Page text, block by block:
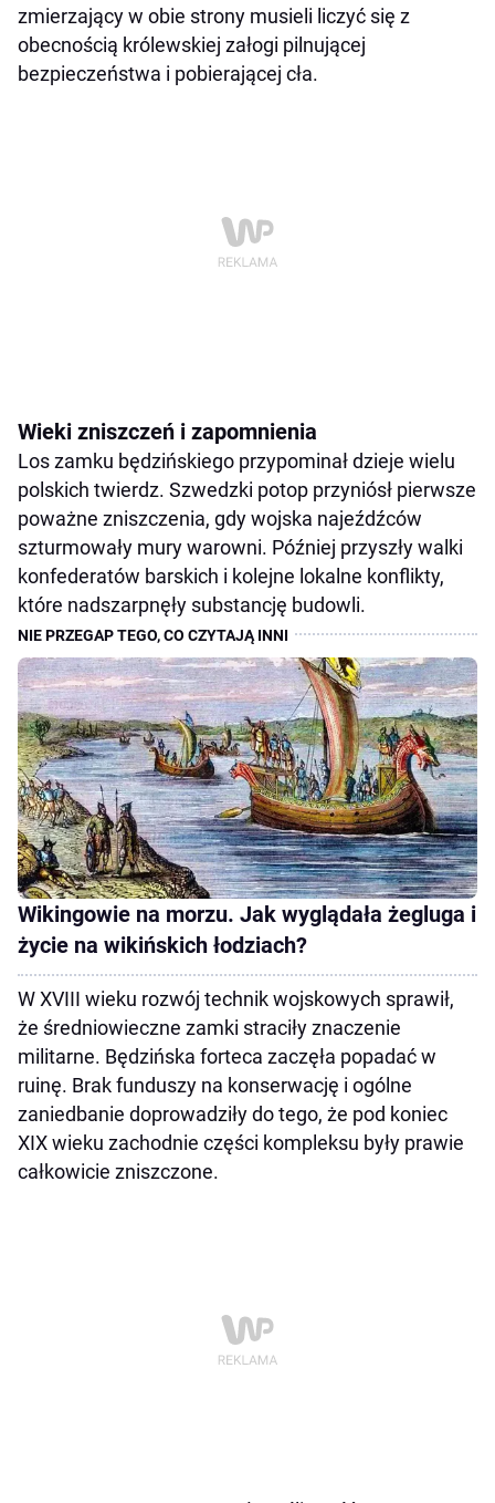
zmierzający w obie strony musieli liczyć się z
obecnością królewskiej załogi pilnującej
bezpieczeństwa i pobierającej cła.
Wieki zniszczeń i zapomnienia
Los zamku będzińskiego przypominał dzieje wielu
polskich twierdz. Szwedzki potop przyniósł pierwsze
poważne zniszczenia, gdy wojska najeźdźców
szturmowały mury warowni. Później przyszły walki
konfederatów barskich i kolejne lokalne konflikty,
które nadszarpnęły substancję budowli.
Wikingowie na morzu. Jak wyglądała żegluga i
życie na wikińskich łodziach?
W XVIII wieku rozwój technik wojskowych sprawił,
że średniowieczne zamki straciły znaczenie
militarne. Będzińska forteca zaczęła popadać w
ruinę. Brak funduszy na konserwację i ogólne
zaniedbanie doprowadziły do tego, że pod koniec
XIX wieku zachodnie części kompleksu były prawie
całkowicie zniszczone.